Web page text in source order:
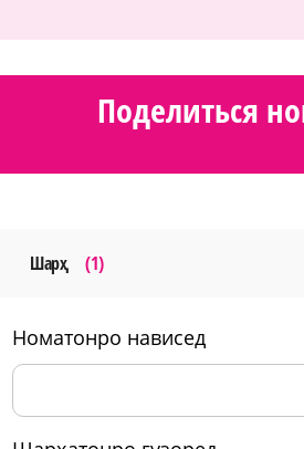
Поделиться
Шарҳ (1)
номатонро нависед